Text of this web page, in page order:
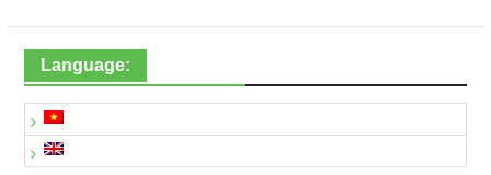
Language: